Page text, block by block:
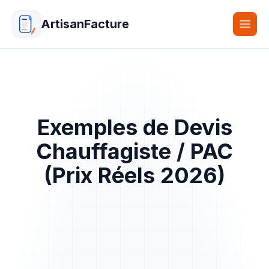
ArtisanFacture
Exemples de Devis
Chauffagiste / PAC
(Prix Réels 2026)